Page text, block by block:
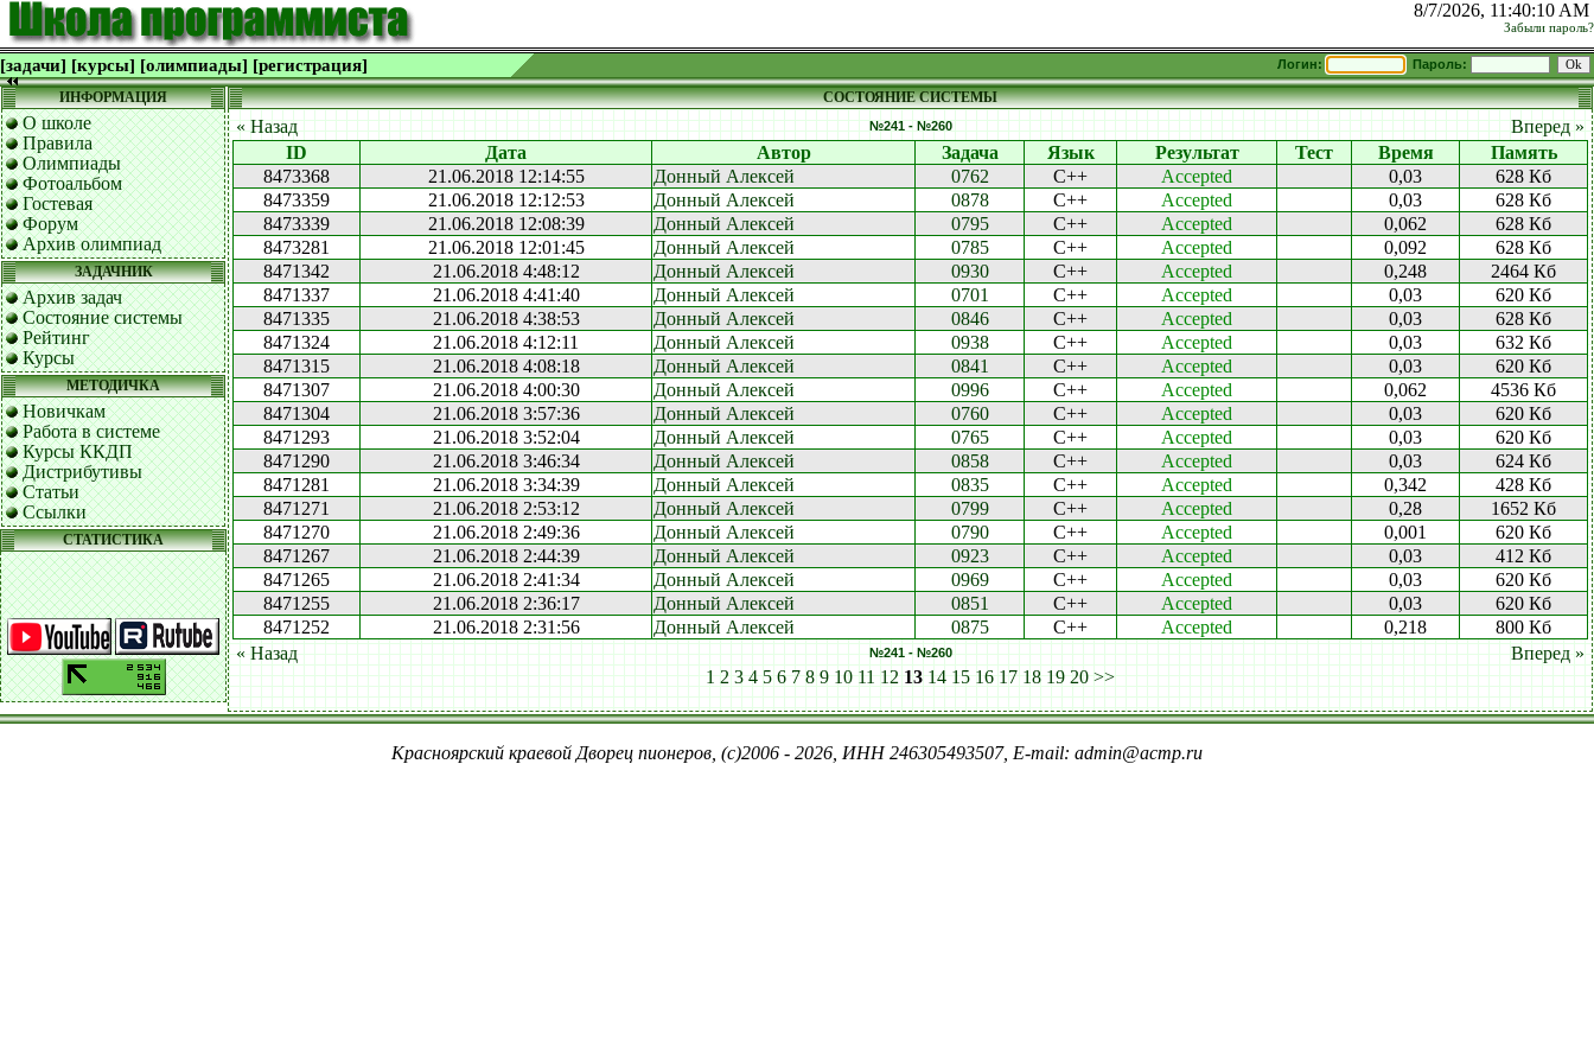
8/7/2026, 11:40:10 AM
Забыли пароль?
[задачи] [курсы] [олимпиады] [регистрация] Логин: Пароль:
ИНФОРМАЦИЯ
О школе
Правила
Олимпиады
Фотоальбом
Гостевая
Форум
Архив олимпиад
ЗАДАЧНИК
Архив задач
Состояние системы
Рейтинг
Курсы
МЕТОДИЧКА
Новичкам
Работа в системе
Курсы ККДП
Дистрибутивы
Статьи
Ссылки
СТАТИСТИКА
СОСТОЯНИЕ СИСТЕМЫ
« Назад №241 - №260
Вперед »
ID
Дата Автор Задача Язык Результат Тест Время
Память
8473368
21.06.2018 12:14:55 Донный Алексей 0762 C++ Accepted 0,03
628 Кб
8473359
21.06.2018 12:12:53 Донный Алексей 0878 C++ Accepted 0,03
628 Кб
8473339
21.06.2018 12:08:39 Донный Алексей 0795 C++ Accepted 0,062
628 Кб
8473281
21.06.2018 12:01:45 Донный Алексей 0785 C++ Accepted 0,092
628 Кб
8471342
21.06.2018 4:48:12 Донный Алексей 0930 C++ Accepted 0,248
2464 Кб
8471337
21.06.2018 4:41:40 Донный Алексей 0701 C++ Accepted 0,03
620 Кб
8471335
21.06.2018 4:38:53 Донный Алексей 0846 C++ Accepted 0,03
628 Кб
8471324
21.06.2018 4:12:11 Донный Алексей 0938 C++ Accepted 0,03
632 Кб
8471315
21.06.2018 4:08:18 Донный Алексей 0841 C++ Accepted 0,03
620 Кб
8471307
21.06.2018 4:00:30 Донный Алексей 0996 C++ Accepted 0,062
4536 Кб
8471304
21.06.2018 3:57:36 Донный Алексей 0760 C++ Accepted 0,03
620 Кб
8471293
21.06.2018 3:52:04 Донный Алексей 0765 C++ Accepted 0,03
620 Кб
8471290
21.06.2018 3:46:34 Донный Алексей 0858 C++ Accepted 0,03
624 Кб
8471281
21.06.2018 3:34:39 Донный Алексей 0835 C++ Accepted 0,342
428 Кб
8471271
21.06.2018 2:53:12 Донный Алексей 0799 C++ Accepted 0,28
1652 Кб
8471270
21.06.2018 2:49:36 Донный Алексей 0790 C++ Accepted 0,001
620 Кб
8471267
21.06.2018 2:44:39 Донный Алексей 0923 C++ Accepted 0,03
412 Кб
8471265
21.06.2018 2:41:34 Донный Алексей 0969 C++ Accepted 0,03
620 Кб
8471255
21.06.2018 2:36:17 Донный Алексей 0851 C++ Accepted 0,03
620 Кб
8471252
21.06.2018 2:31:56 Донный Алексей 0875 C++ Accepted 0,218
800 Кб
« Назад
№241 - №260
Вперед »
1 2 3 4 5 6 7 8 9 10 11 12 13 14 15 16 17 18 19 20 >>
Красноярский краевой Дворец пионеров, (c)2006 - 2026, ИНН 246305493507, E-mail: admin@acmp.ru